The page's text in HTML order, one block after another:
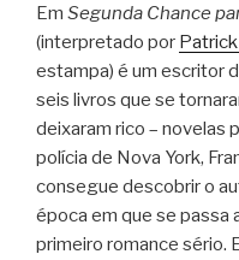
Em Segunda Chance
(interpretado por
estampa) é um escritor
seis livros que se
deixaram rico – novelas
polícia de Nova York,
consegue descobrir o
época em que se passa
primeiro romance sério.